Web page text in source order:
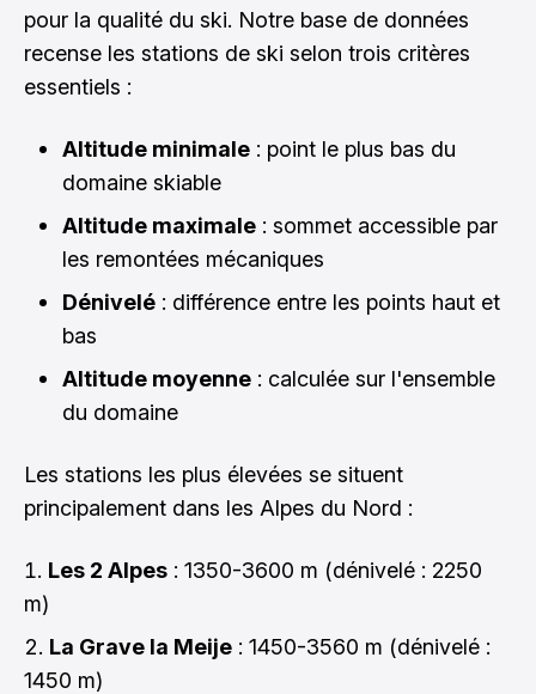
pour la qualité du ski. Notre base de données
recense les stations de ski selon trois critères
essentiels :
Altitude minimale : point le plus bas du
domaine skiable
Altitude maximale : sommet accessible par
les remontées mécaniques
Dénivelé : différence entre les points haut et
bas
Altitude moyenne : calculée sur l'ensemble
du domaine
Les stations les plus élevées se situent
principalement dans les Alpes du Nord :
Les 2 Alpes : 1350-3600 m (dénivelé : 2250
m)
La Grave la Meije : 1450-3560 m (dénivelé :
1450 m)